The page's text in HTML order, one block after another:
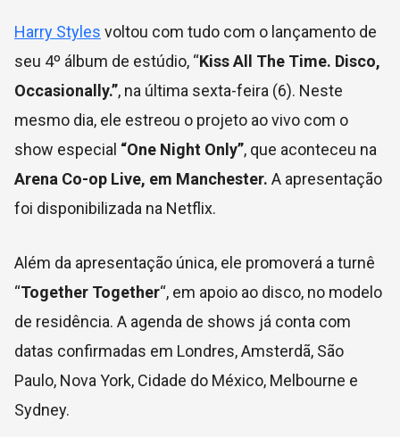
Harry Styles voltou com tudo com o lançamento de
seu 4º álbum de estúdio, “Kiss All The Time. Disco,
Occasionally.”, na última sexta-feira (6). Neste
mesmo dia, ele estreou o projeto ao vivo com o
show especial “One Night Only”, que aconteceu na
Arena Co-op Live, em Manchester. A apresentação
foi disponibilizada na Netflix.
Além da apresentação única, ele promoverá a turnê
“Together Together“, em apoio ao disco, no modelo
de residência. A agenda de shows já conta com
datas confirmadas em Londres, Amsterdã, São
Paulo, Nova York, Cidade do México, Melbourne e
Sydney.